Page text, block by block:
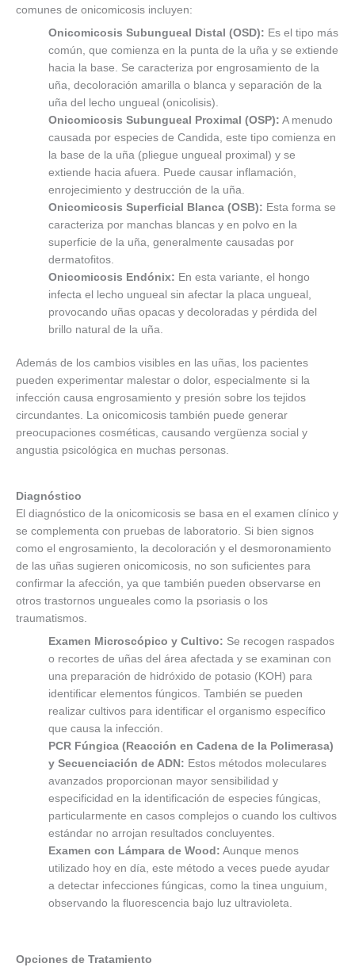
comunes de onicomicosis incluyen:
Onicomicosis Subungueal Distal (OSD): Es el tipo más
común, que comienza en la punta de la uña y se extiende
hacia la base. Se caracteriza por engrosamiento de la
uña, decoloración amarilla o blanca y separación de la
uña del lecho ungueal (onicolisis).
Onicomicosis Subungueal Proximal (OSP): A menudo
causada por especies de Candida, este tipo comienza en
la base de la uña (pliegue ungueal proximal) y se
extiende hacia afuera. Puede causar inflamación,
enrojecimiento y destrucción de la uña.
Onicomicosis Superficial Blanca (OSB): Esta forma se
caracteriza por manchas blancas y en polvo en la
superficie de la uña, generalmente causadas por
dermatofitos.
Onicomicosis Endónix: En esta variante, el hongo
infecta el lecho ungueal sin afectar la placa ungueal,
provocando uñas opacas y decoloradas y pérdida del
brillo natural de la uña.
Además de los cambios visibles en las uñas, los pacientes
pueden experimentar malestar o dolor, especialmente si la
infección causa engrosamiento y presión sobre los tejidos
circundantes. La onicomicosis también puede generar
preocupaciones cosméticas, causando vergüenza social y
angustia psicológica en muchas personas.
Diagnóstico
El diagnóstico de la onicomicosis se basa en el examen clínico y
se complementa con pruebas de laboratorio. Si bien signos
como el engrosamiento, la decoloración y el desmoronamiento
de las uñas sugieren onicomicosis, no son suficientes para
confirmar la afección, ya que también pueden observarse en
otros trastornos ungueales como la psoriasis o los
traumatismos.
Examen Microscópico y Cultivo: Se recogen raspados
o recortes de uñas del área afectada y se examinan con
una preparación de hidróxido de potasio (KOH) para
identificar elementos fúngicos. También se pueden
realizar cultivos para identificar el organismo específico
que causa la infección.
PCR Fúngica (Reacción en Cadena de la Polimerasa)
y Secuenciación de ADN: Estos métodos moleculares
avanzados proporcionan mayor sensibilidad y
especificidad en la identificación de especies fúngicas,
particularmente en casos complejos o cuando los cultivos
estándar no arrojan resultados concluyentes.
Examen con Lámpara de Wood: Aunque menos
utilizado hoy en día, este método a veces puede ayudar
a detectar infecciones fúngicas, como la tinea unguium,
observando la fluorescencia bajo luz ultravioleta.
Opciones de Tratamiento